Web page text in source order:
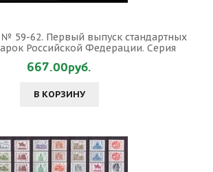
№ 59-62. Первый выпуск стандартных
Российской Федерации. Серия
667.00руб.
В КОРЗИНУ